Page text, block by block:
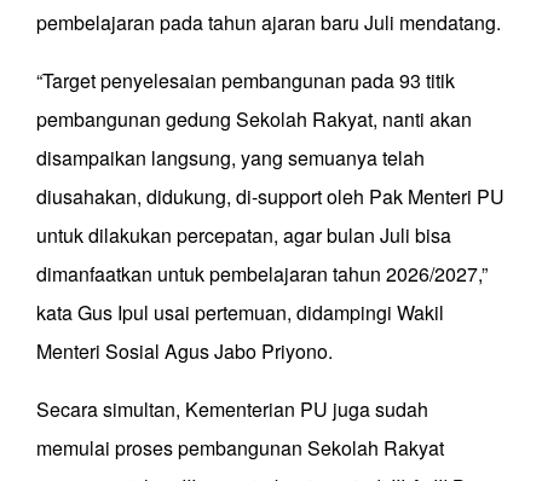
pembelajaran pada tahun ajaran baru Juli mendatang.
“Target penyelesaian pembangunan pada 93 titik
pembangunan gedung Sekolah Rakyat, nanti akan
disampaikan langsung, yang semuanya telah
diusahakan, didukung, di-support oleh Pak Menteri PU
untuk dilakukan percepatan, agar bulan Juli bisa
dimanfaatkan untuk pembelajaran tahun 2026/2027,”
kata Gus Ipul usai pertemuan, didampingi Wakil
Menteri Sosial Agus Jabo Priyono.
Secara simultan, Kementerian PU juga sudah
memulai proses pembangunan Sekolah Rakyat